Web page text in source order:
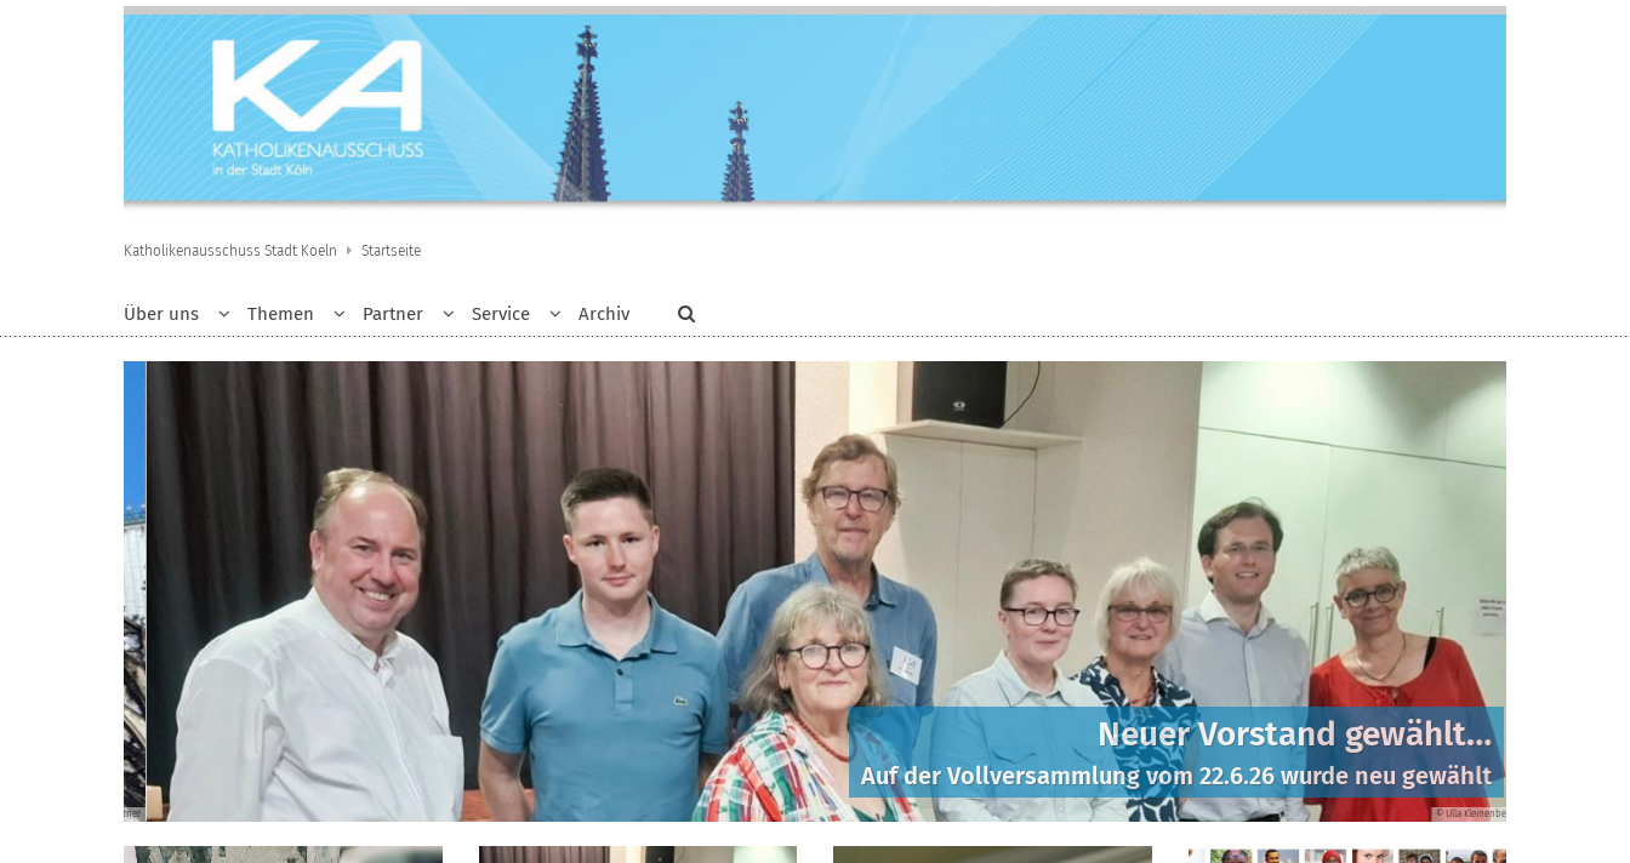
Zum Inhalt springen
Über uns Themen Partner Service Archiv
Katholikenausschuss Stadt Koeln Startseite
© Ulla Kleinenbeckel
Neuer Vorstand gewählt...
Auf der Vollversammlung vom 22.6.26 wurde neu gewählt